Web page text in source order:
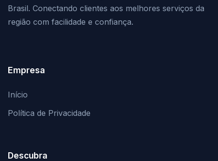
Brasil. Conectando clientes aos melhores serviços da
região com facilidade e confiança.
Empresa
Início
Política de Privacidade
Descubra